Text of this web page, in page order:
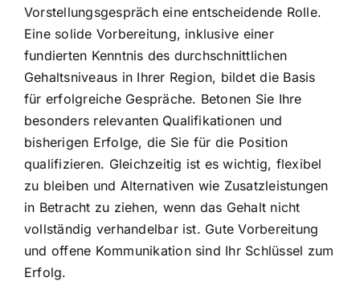
Vorstellungsgespräch eine entscheidende Rolle.
Eine solide Vorbereitung, inklusive einer
fundierten Kenntnis des durchschnittlichen
Gehaltsniveaus in Ihrer Region, bildet die Basis
für erfolgreiche Gespräche. Betonen Sie Ihre
besonders relevanten Qualifikationen und
bisherigen Erfolge, die Sie für die Position
qualifizieren. Gleichzeitig ist es wichtig, flexibel
zu bleiben und Alternativen wie Zusatzleistungen
in Betracht zu ziehen, wenn das Gehalt nicht
vollständig verhandelbar ist. Gute Vorbereitung
und offene Kommunikation sind Ihr Schlüssel zum
Erfolg.